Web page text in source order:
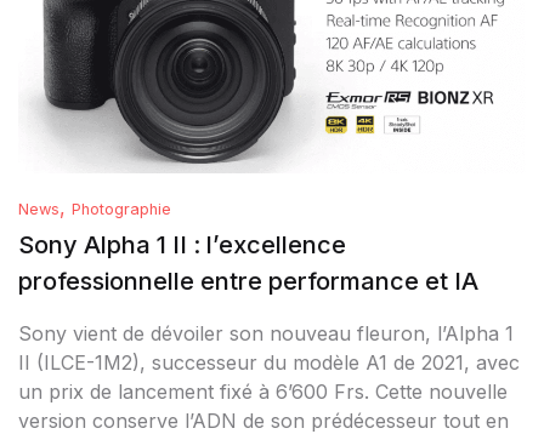
News, Photographie
Sony Alpha 1 II : l’excellence
professionnelle entre performance et IA
Sony vient de dévoiler son nouveau fleuron, l’Alpha 1
II (ILCE-1M2), successeur du modèle A1 de 2021, avec
un prix de lancement fixé à 6’600 Frs. Cette nouvelle
version conserve l’ADN de son prédécesseur tout en